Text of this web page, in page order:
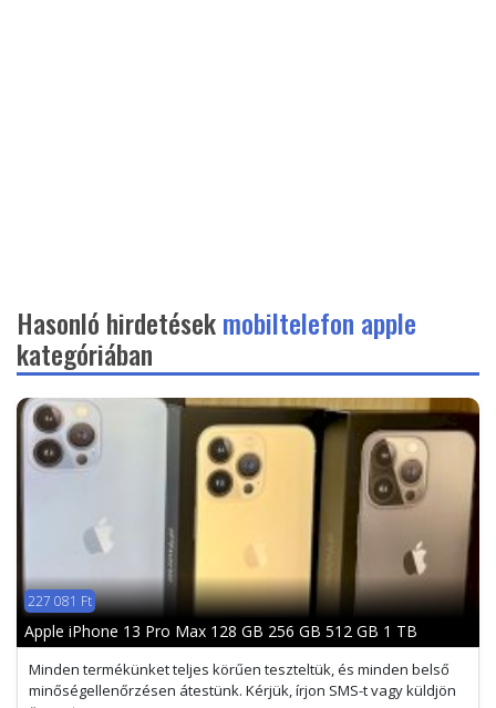
Hasonló hirdetésekmobiltelefon apple
kategóriában
227 081 Ft
Apple iPhone 13 Pro Max 128 GB 256 GB 512 GB 1 TB
Minden termékünket teljes körűen teszteltük, és minden belső
minőségellenőrzésen átestünk. Kérjük, írjon SMS-t vagy küldjön